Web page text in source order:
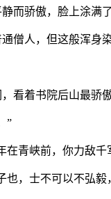
而骄傲，脸上涂满
僧人，但这般浑身
看着书院后山最骄
”
在青峡前，你力敌
也，士不可以不弘